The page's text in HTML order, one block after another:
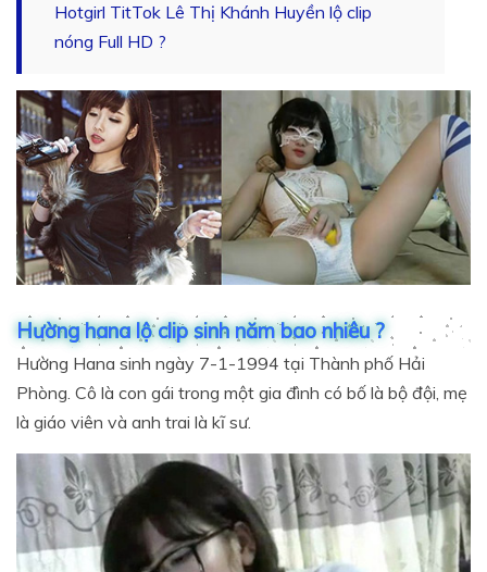
Hotgirl TitTok Lê Thị Khánh Huyền lộ clip
nóng Full HD ?
Hường hana lộ clip sinh năm bao nhiêu ?
Hường Hana sinh ngày 7-1-1994 tại Thành phố Hải
Phòng. Cô là con gái trong một gia đình có bố là bộ đội, mẹ
là giáo viên và anh trai là kĩ sư.